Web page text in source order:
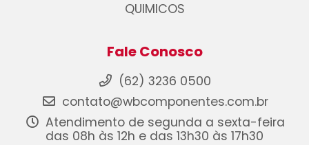
QUIMICOS
Fale Conosco
(62) 3236 0500
contato@wbcomponentes.com.br
Atendimento de segunda a sexta-feira
das 08h às 12h e das 13h30 às 17h30